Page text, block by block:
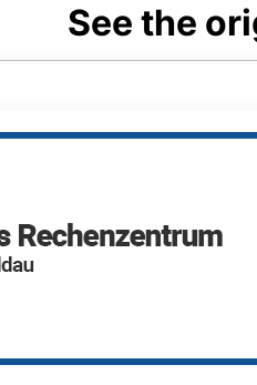
See the